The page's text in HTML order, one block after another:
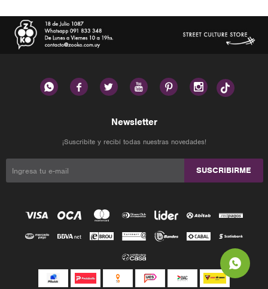
     
Newsletter
¡Suscribite y recibí todas nuestras novedades!
SUSCRIBIRME